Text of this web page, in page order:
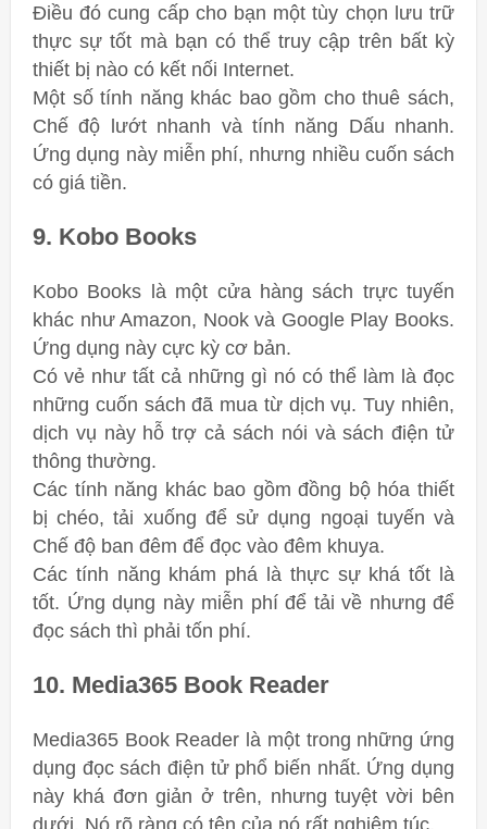
Điều đó cung cấp cho bạn một tùy chọn lưu trữ
thực sự tốt mà bạn có thể truy cập trên bất kỳ
thiết bị nào có kết nối Internet.
Một số tính năng khác bao gồm cho thuê sách,
Chế độ lướt nhanh và tính năng Dấu nhanh.
Ứng dụng này miễn phí, nhưng nhiều cuốn sách
có giá tiền.
9. Kobo Books
Kobo Books là một cửa hàng sách trực tuyến
khác như Amazon, Nook và Google Play Books.
Ứng dụng này cực kỳ cơ bản.
Có vẻ như tất cả những gì nó có thể làm là đọc
những cuốn sách đã mua từ dịch vụ. Tuy nhiên,
dịch vụ này hỗ trợ cả sách nói và sách điện tử
thông thường.
Các tính năng khác bao gồm đồng bộ hóa thiết
bị chéo, tải xuống để sử dụng ngoại tuyến và
Chế độ ban đêm để đọc vào đêm khuya.
Các tính năng khám phá là thực sự khá tốt là
tốt. Ứng dụng này miễn phí để tải về nhưng để
đọc sách thì phải tốn phí.
10. Media365 Book Reader
Media365 Book Reader là một trong những ứng
dụng đọc sách điện tử phổ biến nhất. Ứng dụng
này khá đơn giản ở trên, nhưng tuyệt vời bên
dưới. Nó rõ ràng có tên của nó rất nghiêm túc.